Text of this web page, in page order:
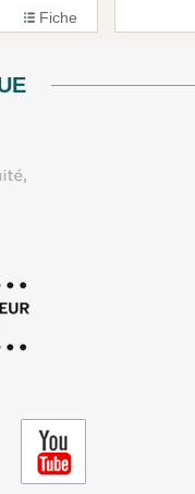
Fiche